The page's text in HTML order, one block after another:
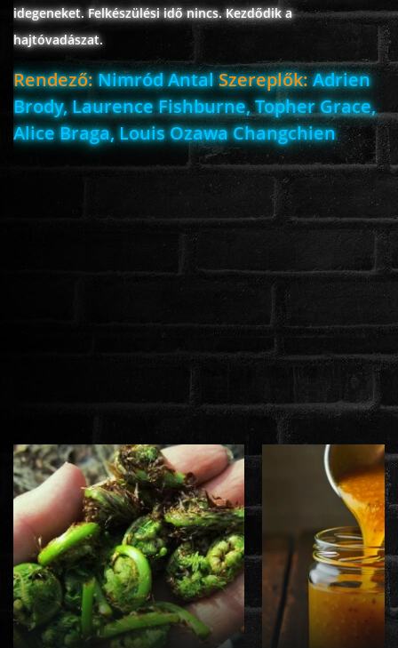
idegeneket. Felkészülési idő nincs. Kezdődik a
hajtóvadászat.
Rendező:Nimród AntalSzereplők:Adrien
Brody, Laurence Fishburne, Topher Grace,
Alice Braga, Louis Ozawa Changchien